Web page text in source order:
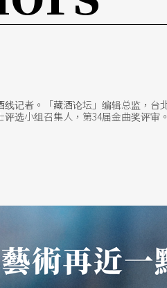
线记者。「藏酒论坛」编辑总监，台
评选小组召集人，第34届金曲奖评审。